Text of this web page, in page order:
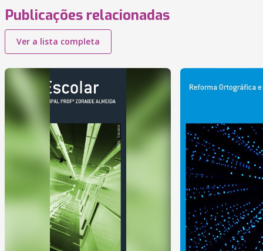
Publicações relacionadas
Ver a lista completa